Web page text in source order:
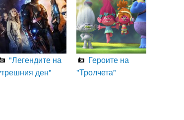
"Легендите на
ден"
Героите на
"Тролчета"